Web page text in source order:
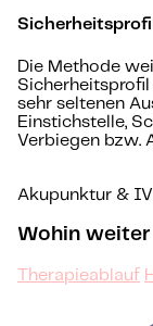
Sicherheitsprofil
Die Methode
sehr seltenen
Einstichstelle,
Verbiegen bzw.
Akupunktur &
Wohin weiter
Therapieablauf